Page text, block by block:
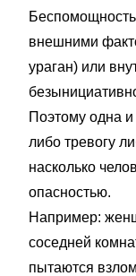
внешними
ураган) или
Поэтому одна
либо тревогу
насколько
опасностью.
Например:
соседней
пытаются